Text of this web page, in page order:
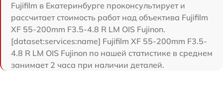
Fujifilm в Екатеринбурге проконсультирует и
рассчитает стоимость работ над объектива Fujifilm
XF 55-200mm F3.5-4.8 R LM OIS Fujinon.
[dataset:services:name] Fujifilm XF 55-200mm F3.5-
4.8 R LM OIS Fujinon по нашей статистике в среднем
занимает 2 часа при наличии деталей.